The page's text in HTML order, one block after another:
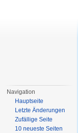
Navigation
Hauptseite
Letzte Änderungen
Zufällige Seite
10 neueste Seiten